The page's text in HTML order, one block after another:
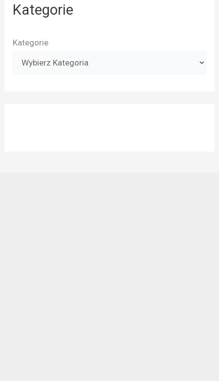
Kategorie
Kategorie